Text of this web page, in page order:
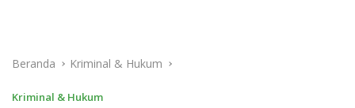
Beranda Kriminal & Hukum
Kriminal & Hukum